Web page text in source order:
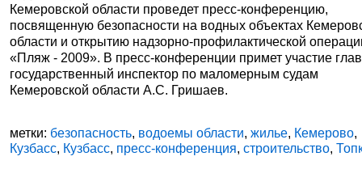
Кемеровской области проведет пресс-конференцию,
посвященную безопасности на водных объектах
области и открытию надзорно-профилактической
«Пляж - 2009». В пресс-конференции примет участие
государственный инспектор по маломерным судам
Кемеровской области А.С. Гришаев.
метки: безопасность, водоемы области,жилье, Кемерово,
Кузбасс, Кузбасс, пресс-конференция,строительство,